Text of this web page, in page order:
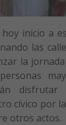
hoy inicio a
las
la
disfrutar
cívico por
otros actos.